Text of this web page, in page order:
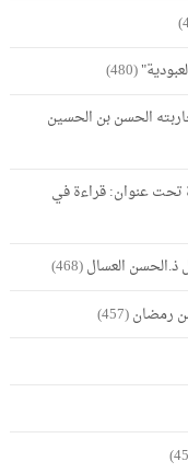
(480)
الحسن بن الحسين
تحت عنوان: قراءة في
ذ.الحسن العسال(468)
رمضان(457)